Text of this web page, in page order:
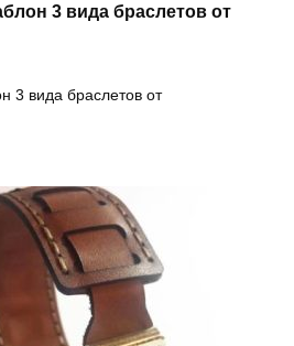
3 вида браслетов от
3 вида браслетов от